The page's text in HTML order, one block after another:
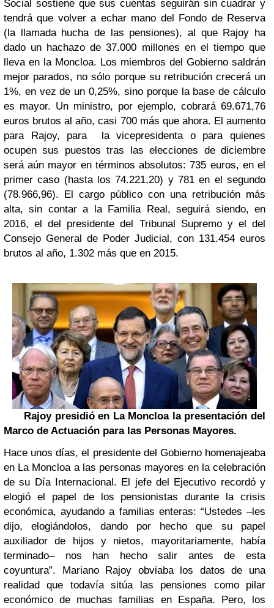
Social sostiene que sus cuentas seguirán sin cuadrar y
tendrá que volver a echar mano del Fondo de Reserva
(la llamada hucha de las pensiones), al que Rajoy ha
dado un hachazo de 37.000 millones en el tiempo que
lleva en la Moncloa. Los miembros del Gobierno saldrán
mejor parados, no sólo porque su retribución crecerá un
1%, en vez de un 0,25%, sino porque la base de cálculo
es mayor. Un ministro, por ejemplo, cobrará 69.671,76
euros brutos al año, casi 700 más que ahora. El aumento
para Rajoy, para la vicepresidenta o para quienes
ocupen sus puestos tras las elecciones de diciembre
será aún mayor en términos absolutos: 735 euros, en el
primer caso (hasta los 74.221,20) y 781 en el segundo
(78.966,96). El cargo público con una retribución más
alta, sin contar a la Familia Real, seguirá siendo, en
2016, el del presidente del Tribunal Supremo y el del
Consejo General de Poder Judicial, con 131.454 euros
brutos al año, 1.302 más que en 2015.
Rajoy presidió en La Moncloa la presentación del
Marco de Actuación para las Personas Mayores.
Hace unos días, el presidente del Gobierno homenajeaba
en La Moncloa a las personas mayores en la celebración
de su Día Internacional. El jefe del Ejecutivo recordó y
elogió el papel de los pensionistas durante la crisis
económica, ayudando a familias enteras: “Ustedes –les
dijo, elogiándolos, dando por hecho que su papel
auxiliador de hijos y nietos, mayoritariamente, había
terminado– nos han hecho salir antes de esta
coyuntura”. Mariano Rajoy obviaba los datos de una
realidad que todavía sitúa las pensiones como pilar
económico de muchas familias en España. Pero, los